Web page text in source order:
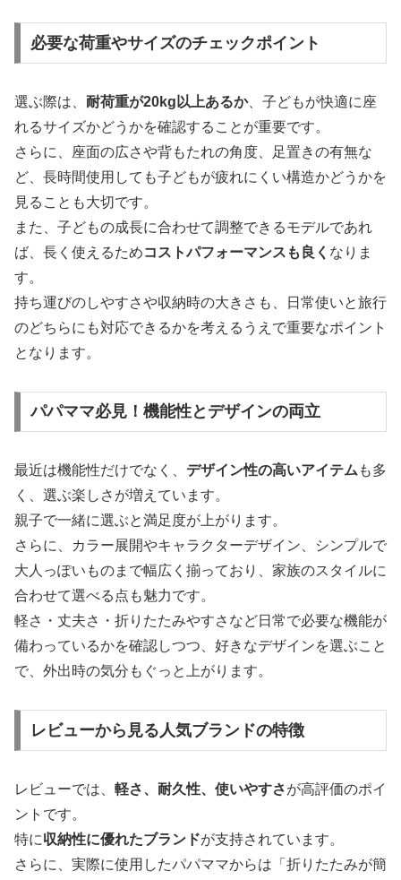
必要な荷重やサイズのチェックポイント
選ぶ際は、 耐荷重が20kg以上あるか、子どもが快適に座
れるサイズかどうかを確認することが重要です。
さらに、座面の広さや背もたれの角度、足置きの有無な
ど、長時間使用しても子どもが疲れにくい構造かどうかを
見ることも大切です。
また、子どもの成長に合わせて調整できるモデルであれ
ば、長く使えるためコストパフォーマンスも良く なりま
す。
持ち運びのしやすさや収納時の大きさも、日常使いと旅行
のどちらにも対応できるかを考えるうえで重要なポイント
となります。
パパママ必見！機能性とデザインの両立
最近は機能性だけでなく、 デザイン性の高いアイテム も多
く、選ぶ楽しさが増えています。
親子で一緒に選ぶと満足度が上がります。
さらに、カラー展開やキャラクターデザイン、シンプルで
大人っぽいものまで幅広く揃っており、家族のスタイルに
合わせて選べる点も魅力です。
軽さ・丈夫さ・折りたたみやすさなど日常で必要な機能が
備わっているかを確認しつつ、好きなデザインを選ぶこと
で、外出時の気分もぐっと上がります。
レビューから見る人気ブランドの特徴
レビューでは、 軽さ、耐久性、使いやすさが高評価のポイ
ントです。
特に収納性に優れたブランドが支持されています。
さらに、実際に使用したパパママからは「折りたたみが簡